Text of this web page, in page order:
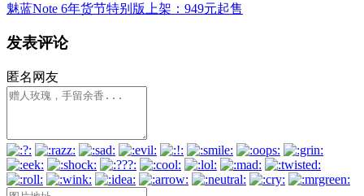
魅蓝Note 6年货节特别版上架：949元起售
发表评论
匿名网友